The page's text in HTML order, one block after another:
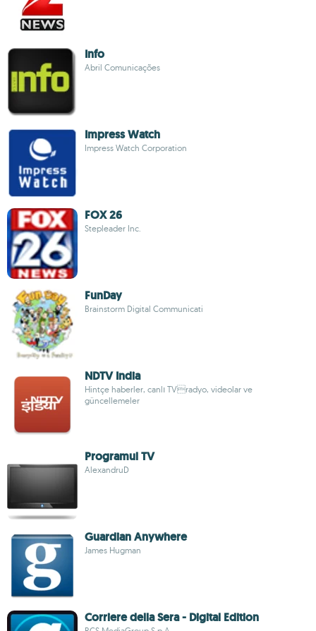
Info
Abril Comunicações
Impress Watch
Impress Watch Corporation
FOX 26
Stepleader Inc.
FunDay
Brainstorm Digital Communicati
NDTV India
Hintçe haberler, canlı TVradyo, videolar ve
güncellemeler
Programul TV
AlexandruD
Guardian Anywhere
James Hugman
Corriere della Sera - Digital Edition